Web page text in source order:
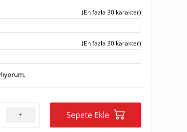
(En fazla 30 karakter)
(En fazla 30 karakter)
+ Sepete Ekle